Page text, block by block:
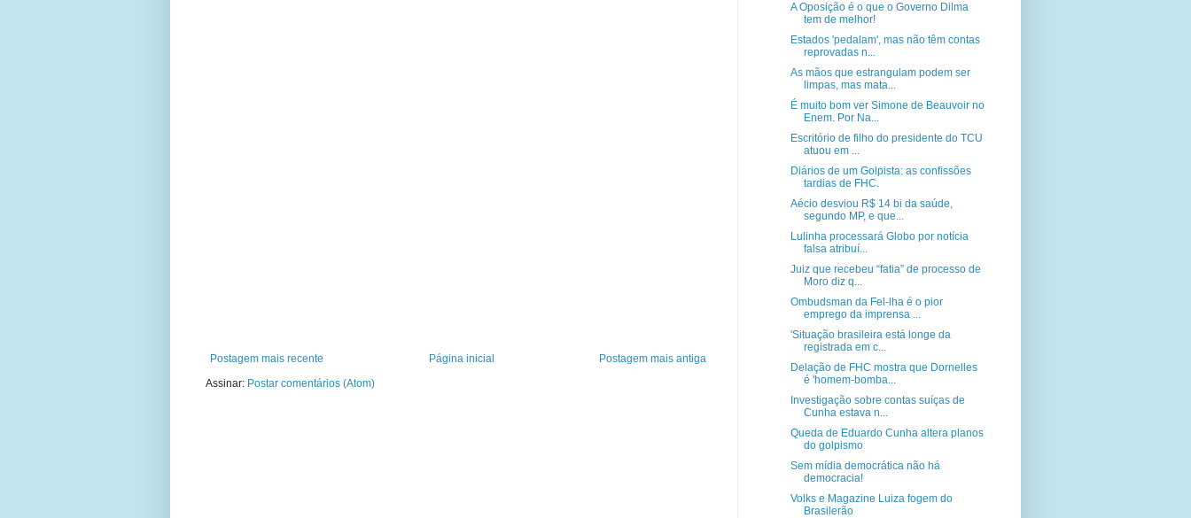
Postagem mais recente Postagem mais antiga
Página inicial
Assinar: Postar comentários (Atom)
A Oposição é o que o Governo Dilma
tem de melhor!
Estados 'pedalam', mas não têm contas
reprovadas n...
As mãos que estrangulam podem ser
limpas, mas mata...
É muito bom ver Simone de Beauvoir no
Enem. Por Na...
Escritório de filho do presidente do TCU
atuou em ...
Diários de um Golpista: as confissões
tardias de FHC.
Aécio desviou R$ 14 bi da saúde,
segundo MP, e que...
Lulinha processará Globo por notícia
falsa atribuí...
Juiz que recebeu “fatia” de processo de
Moro diz q...
Ombudsman da Fel-lha é o pior
emprego da imprensa ...
'Situação brasileira está longe da
registrada em c...
Delação de FHC mostra que Dornelles
é 'homem-bomba...
Investigação sobre contas suíças de
Cunha estava n...
Queda de Eduardo Cunha altera planos
do golpismo
Sem mídia democrática não há
democracia!
Volks e Magazine Luiza fogem do
Brasilerão